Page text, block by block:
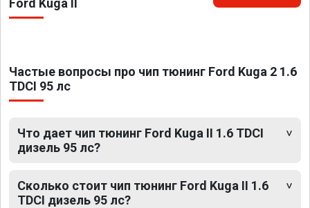
Ford Kuga II
Частые вопросы про чип тюнинг Ford Kuga 2 1.6
TDCI 95 лс
Что дает чип тюнинг Ford Kuga II 1.6 TDCI
дизель 95 лс?
Сколько стоит чип тюнинг Ford Kuga II 1.6
TDCI дизель 95 лс?